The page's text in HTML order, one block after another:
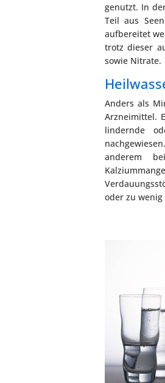
genutzt. In
Teil aus
aufbereitet
trotz dieser
sowie Nitrate.
Anders als
Arzneimittel.
lindernde
anderem
oder zu